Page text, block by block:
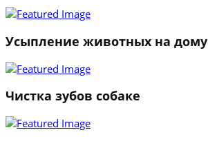
3
←
Усыпление животных на дому
Чистка зубов собаке